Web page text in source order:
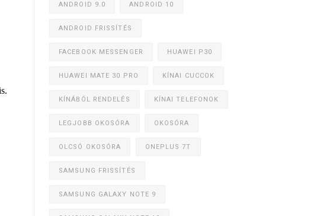
ANDROID 9.0 ANDROID 10
ANDROID FRISSÍTÉS
FACEBOOK MESSENGER HUAWEI P30
HUAWEI MATE 30 PRO KÍNAI CUCCOK
KÍNÁBÓL RENDELÉS KÍNAI TELEFONOK
LEGJOBB OKOSÓRA OKOSÓRA
OLCSÓ OKOSÓRA ONEPLUS 7T
SAMSUNG FRISSÍTÉS
SAMSUNG GALAXY NOTE 9